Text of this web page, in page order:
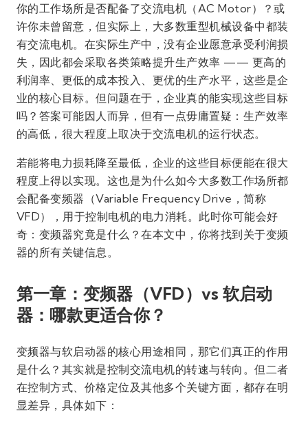
你的工作场所是否配备了交流电机（AC Motor）？或
许你未曾留意，但实际上，大多数重型机械设备中都装
有交流电机。在实际生产中，没有企业愿意承受利润损
失，因此都会采取各类策略提升生产效率 —— 更高的
利润率、更低的成本投入、更优的生产水平，这些是企
业的核心目标。但问题在于，企业真的能实现这些目标
吗？答案可能因人而异，但有一点毋庸置疑：生产效率
的高低，很大程度上取决于交流电机的运行状态。
若能将电力损耗降至最低，企业的这些目标便能在很大
程度上得以实现。这也是为什么如今大多数工作场所都
会配备变频器（Variable Frequency Drive，简称
VFD），用于控制电机的电力消耗。此时你可能会好
奇：变频器究竟是什么？在本文中，你将找到关于变频
器的所有关键信息。
第一章：变频器（VFD）vs 软启动
器：哪款更适合你？
变频器与软启动器的核心用途相同，那它们真正的作用
是什么？其实就是控制交流电机的转速与转向。但二者
在控制方式、价格定位及其他多个关键方面，都存在明
显差异，具体如下：